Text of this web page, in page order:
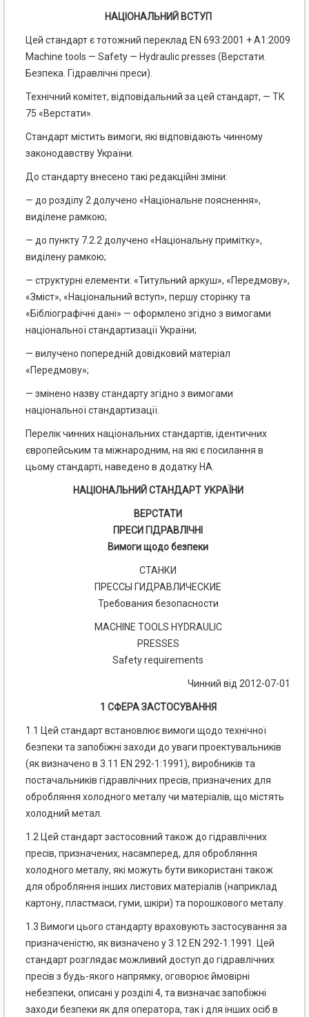
НАЦІОНАЛЬНИЙ ВСТУП
Цей стандарт є тотожний переклад EN 693:2001 + А1:2009
Machine tools — Safety — Hydraulic presses (Верстати.
Безпека. Гідравлічні преси).
Технічний комітет, відповідальний за цей стандарт, — ТК
75 «Верстати».
Стандарт містить вимоги, які відповідають чинному
законодавству України.
До стандарту внесено такі редакційні зміни:
— до розділу 2 долучено «Національне пояснення»,
виділене рамкою;
— до пункту 7.2.2 долучено «Національну примітку»,
виділену рамкою;
— структурні елементи: «Титульний аркуш», «Передмову»,
«Зміст», «Національний вступ», першу сторінку та
«Бібліографічні дані» — оформлено згідно з вимогами
національної стандартизації України;
— вилучено попередній довідковий матеріал
«Передмову»;
— змінено назву стандарту згідно з вимогами
національної стандартизації.
Перелік чинних національних стандартів, ідентичних
європейським та міжнародним, на які є посилання в
цьому стандарті, наведено в додатку НА.
НАЦІОНАЛЬНИЙ СТАНДАРТ УКРАЇНИ
ВЕРСТАТИ
ПРЕСИ ГІДРАВЛІЧНІ
Вимоги щодо безпеки
СТАНКИ
ПРЕССЫ ГИДРАВЛИЧЕСКИЕ
Требования безопасности
MACHINE TOOLS HYDRAULIC
PRESSES
Safety requirements
Чинний від 2012-07-01
1 СФЕРА ЗАСТОСУВАННЯ
1.1 Цей стандарт встановлює вимоги щодо технічної
безпеки та запобіжні заходи до уваги проектувальників
(як визначено в 3.11 EN 292-1:1991), виробників та
постачальників гідравлічних пресів, призначених для
обробляння холодного металу чи матеріалів, що містять
холодний метал.
1.2 Цей стандарт застосовний також до гідравлічних
пресів, призначених, насамперед, для обробляння
холодного металу, які можуть бути використані також
для обробляння інших листових матеріалів (наприклад
картону, пластмаси, гуми, шкіри) та порошкового металу.
1.3 Вимоги цього стандарту враховують застосування за
призначеністю, як визначено у 3.12 EN 292-1:1991. Цей
стандарт розглядає можливий доступ до гідравлічних
пресів з будь-якого напрямку, оговорює ймовірні
небезпеки, описані у розділі 4, та визначає запобіжні
заходи безпеки як для оператора, так і для інших осіб в